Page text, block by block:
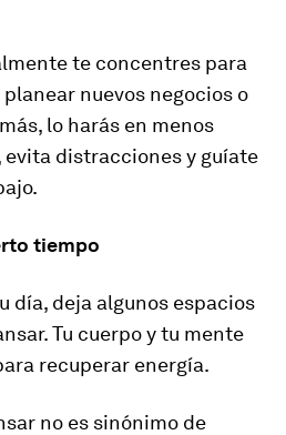
te concentres para
nuevos negocios o
lo harás en menos
evita distracciones y guíate
tiempo
día, deja algunos espacios
Tu cuerpo y tu mente
recuperar energía.
no es sinónimo de